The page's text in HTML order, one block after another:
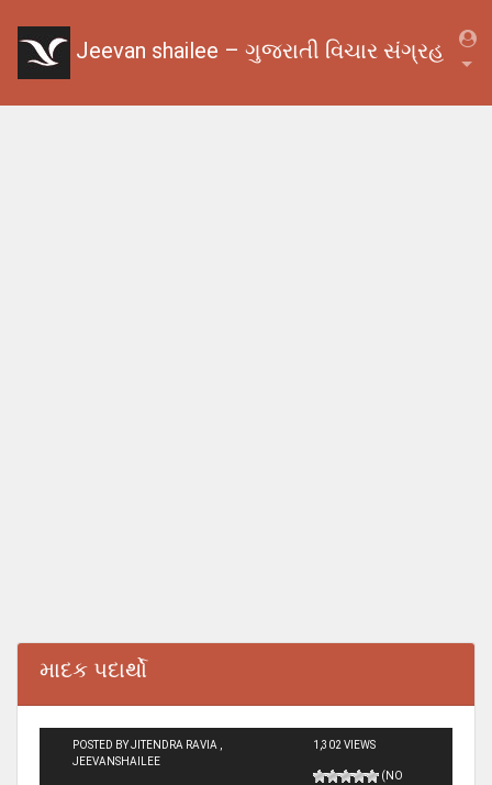
Jeevan shailee – ગુજરાતી વિચાર સંગ્રહ
માદક પદાર્થો
POSTED BY JITENDRA RAVIA ,
JEEVANSHAILEE
1,302 VIEWS
(NO